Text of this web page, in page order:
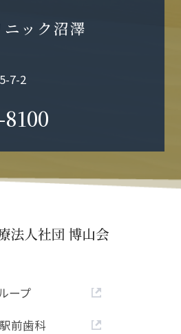
ック沼澤
7-2
ープ
前歯科